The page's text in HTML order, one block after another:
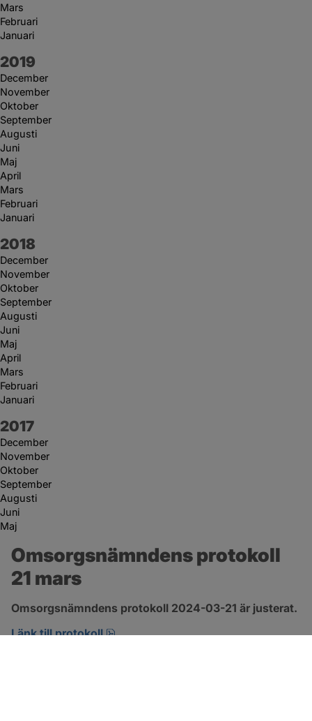
Mars
Februari
Januari
År:
2019
December
November
Oktober
September
Augusti
Juni
Maj
April
Mars
Februari
Januari
År:
2018
December
November
Oktober
September
Augusti
Juni
Maj
April
Mars
Februari
Januari
År:
2017
December
November
Oktober
September
Augusti
Juni
Maj
Omsorgsnämndens protokoll
21 mars
Omsorgsnämndens protokoll 2024-03-21 är justerat.
Länk till protokoll
pdf, 274.2 kB, öppnas i nytt fönster.